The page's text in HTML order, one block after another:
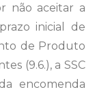
não aceitar a
inicial de
de Produto
(9.6.), a SSC
encomenda